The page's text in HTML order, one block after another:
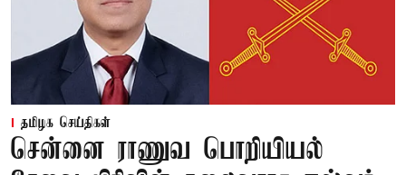
தமிழக செய்திகள்
சென்னை ராணுவ பொறியியல்